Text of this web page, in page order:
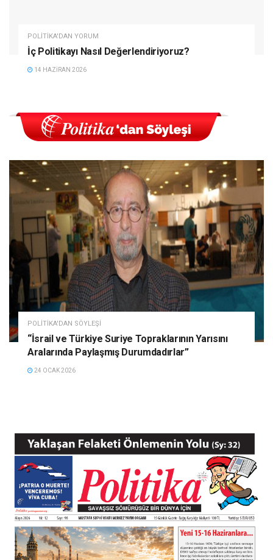
POLITIKA'DAN YORUM
İç Politikayı Nasıl Değerlendiriyoruz?
14 HAZIRAN 2026
POLITIKA'DAN SÖYLEŞI
“İsrail ve Türkiye Suriye Topraklarının Yarısını
Aralarında Paylaşmış Durumdadırlar”
24 OCAK 2026